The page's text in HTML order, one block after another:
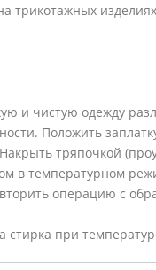
трикотажных
и чистую одежду
Положить
тряпочкой
в температурном
операцию с
стирка при